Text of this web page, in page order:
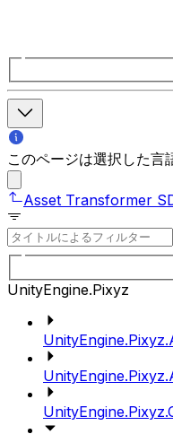
このページは選択した言
Asset Transformer
UnityEngine.Pixyz